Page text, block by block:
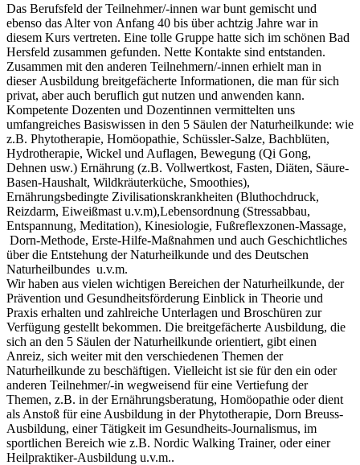
Das Berufsfeld der Teilnehmer/-innen war bunt gemischt und
ebenso das Alter von Anfang 40 bis über achtzig Jahre war in
diesem Kurs vertreten. Eine tolle Gruppe hatte sich im schönen Bad
Hersfeld zusammen gefunden. Nette Kontakte sind entstanden.
Zusammen mit den anderen Teilnehmern/-innen erhielt man in
dieser Ausbildung breitgefächerte Informationen, die man für sich
privat, aber auch beruflich gut nutzen und anwenden kann.
Kompetente Dozenten und Dozentinnen vermittelten uns
umfangreiches Basiswissen in den 5 Säulen der Naturheilkunde: wie
z.B. Phytotherapie, Homöopathie, Schüssler-Salze, Bachblüten,
Hydrotherapie, Wickel und Auflagen, Bewegung (Qi Gong,
Dehnen usw.) Ernährung (z.B. Vollwertkost, Fasten, Diäten, Säure-
Basen-Haushalt, Wildkräuterküche, Smoothies),
Ernährungsbedingte Zivilisationskrankheiten (Bluthochdruck,
Reizdarm, Eiweißmast u.v.m),Lebensordnung (Stressabbau,
Entspannung, Meditation), Kinesiologie, Fußreflexzonen-Massage,
Dorn-Methode, Erste-Hilfe-Maßnahmen und auch Geschichtliches
über die Entstehung der Naturheilkunde und des Deutschen
Naturheilbundes u.v.m.
Wir haben aus vielen wichtigen Bereichen der Naturheilkunde, der
Prävention und Gesundheitsförderung Einblick in Theorie und
Praxis erhalten und zahlreiche Unterlagen und Broschüren zur
Verfügung gestellt bekommen. Die breitgefächerte Ausbildung, die
sich an den 5 Säulen der Naturheilkunde orientiert, gibt einen
Anreiz, sich weiter mit den verschiedenen Themen der
Naturheilkunde zu beschäftigen. Vielleicht ist sie für den ein oder
anderen Teilnehmer/-in wegweisend für eine Vertiefung der
Themen, z.B. in der Ernährungsberatung, Homöopathie oder dient
als Anstoß für eine Ausbildung in der Phytotherapie, Dorn Breuss-
Ausbildung, einer Tätigkeit im Gesundheits-Journalismus, im
sportlichen Bereich wie z.B. Nordic Walking Trainer, oder einer
Heilpraktiker-Ausbildung u.v.m..